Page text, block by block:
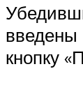
введены
кнопку